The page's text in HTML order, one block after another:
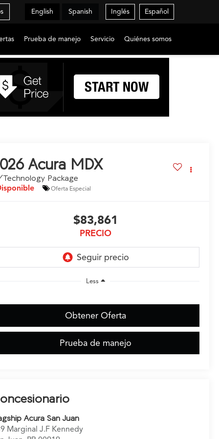
English Spanish Inglés Español
Prueba de manejo Servicio Quiénes somos
Acura MDX
Package
Oferta Especial
$83,861
PRECIO
Less
Obtener Oferta
Prueba de manejo
Acura San Juan
Marginal J.F Kennedy